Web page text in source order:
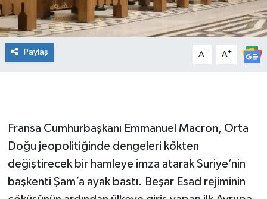
Paylaş A- A+
Fransa Cumhurbaşkanı Emmanuel Macron, Orta
Doğu jeopolitiğinde dengeleri kökten
değiştirecek bir hamleye imza atarak Suriye’nin
başkenti Şam’a ayak bastı. Beşar Esad rejiminin